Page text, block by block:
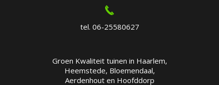
tel. 06-25580627
Groen Kwaliteit tuinen in Haarlem,
Heemstede, Bloemendaal,
Aerdenhout en Hoofddorp